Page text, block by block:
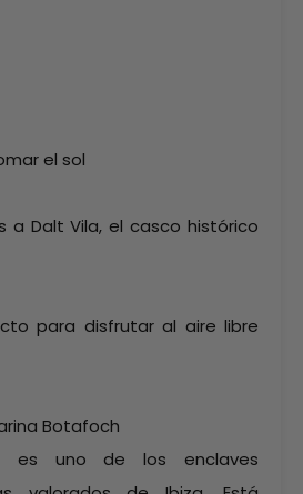
el sol
a Dalt Vila, el casco histórico
para disfrutar al aire libre
Botafoch
es uno de los enclaves